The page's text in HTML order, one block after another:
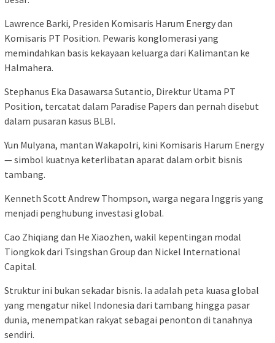
Lawrence Barki, Presiden Komisaris Harum Energy dan
Komisaris PT Position. Pewaris konglomerasi yang
memindahkan basis kekayaan keluarga dari Kalimantan ke
Halmahera.
Stephanus Eka Dasawarsa Sutantio, Direktur Utama PT
Position, tercatat dalam Paradise Papers dan pernah disebut
dalam pusaran kasus BLBI.
Yun Mulyana, mantan Wakapolri, kini Komisaris Harum Energy
— simbol kuatnya keterlibatan aparat dalam orbit bisnis
tambang.
Kenneth Scott Andrew Thompson, warga negara Inggris yang
menjadi penghubung investasi global.
Cao Zhiqiang dan He Xiaozhen, wakil kepentingan modal
Tiongkok dari Tsingshan Group dan Nickel International
Capital.
Struktur ini bukan sekadar bisnis. Ia adalah peta kuasa global
yang mengatur nikel Indonesia dari tambang hingga pasar
dunia, menempatkan rakyat sebagai penonton di tanahnya
sendiri.